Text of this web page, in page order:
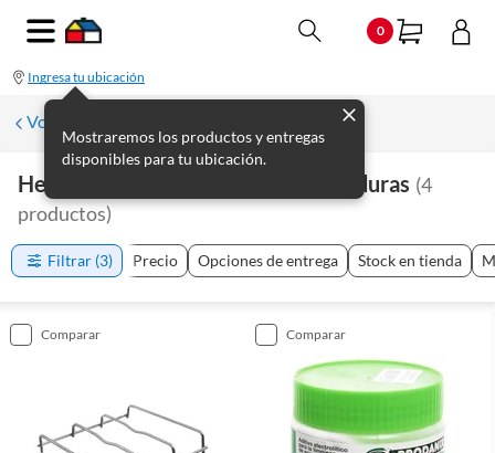
0
Ingresa tu ubicación
Mostraremos los productos y entregas
disponibles para tu ubicación.
Volver a Plomería
Herramientas De Plomería Y Soldaduras (4
productos)
Filtrar (3) Precio Opciones de entrega Stock en tienda
comparar comparar